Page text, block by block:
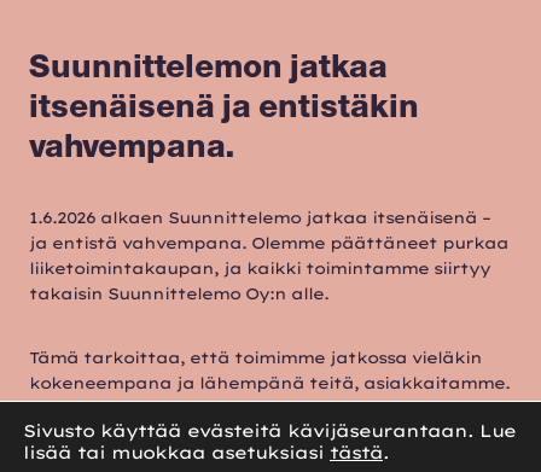
Suunnittelemon jatkaa
itsenäisenä ja entistäkin
vahvempana.
1.6.2026 alkaen Suunnittelemo jatkaa itsenäisenä –
ja entistä vahvempana. Olemme päättäneet purkaa
liiketoimintakaupan, ja kaikki toimintamme siirtyy
takaisin Suunnittelemo Oy:n alle.
Tämä tarkoittaa, että toimimme jatkossa vieläkin
kokeneempana ja lähempänä teitä, asiakkaitamme.
Suunnittelemo Oy on vuonna 2014 perustettu Etelä-
Suomen alueella toimiva kiinteistöjen
kehityshankkeisiin, tilasuunnitteluun,
Sivusto käyttää evästeitä kävijäseurantaan. Lue
lisää tai muokkaa asetuksiasi tästä.